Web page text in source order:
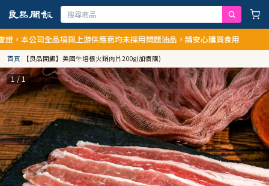
本公司全品項與上游供應商均未採用問題油品，請安心購買食用
首頁/ 【良品開飯】美國牛培根火鍋肉片200g(加價購)
1 / 1